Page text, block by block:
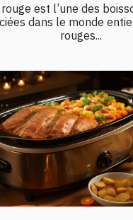
rouge est l’une des
dans le monde
rouges...